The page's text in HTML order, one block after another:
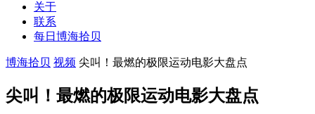
关于
联系
每日博海拾贝
博海拾贝 视频 尖叫！最燃的极限运动电影大盘点
尖叫！最燃的极限运动电影大盘点